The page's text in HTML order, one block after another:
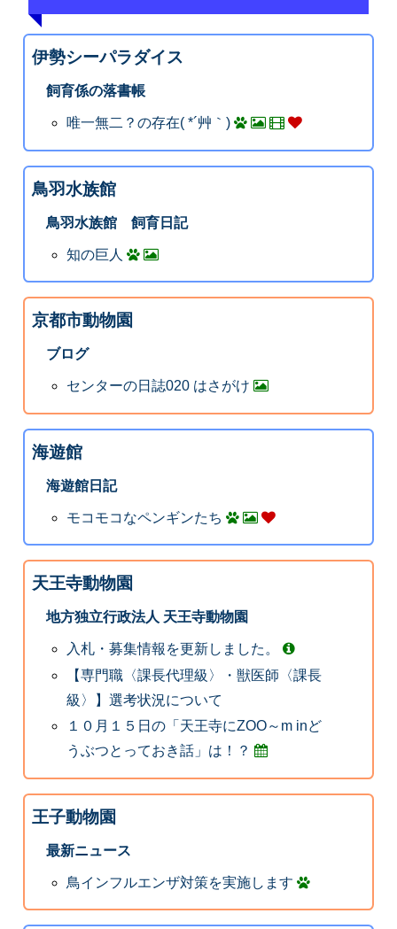
伊勢シーパラダイス
飼育係の落書帳
唯一無二？の存在( *´艸｀)
鳥羽水族館
鳥羽水族館 飼育日記
知の巨人
京都市動物園
ブログ
センターの日誌020 はさがけ
海遊館
海遊館日記
モコモコなペンギンたち
天王寺動物園
地方独立行政法人 天王寺動物園
入札・募集情報を更新しました。
【専門職〈課長代理級〉・獣医師〈課長
級〉】選考状況について
１０月１５日の「天王寺にZOO～m inど
うぶつとっておき話」は！？
王子動物園
最新ニュース
鳥インフルエンザ対策を実施します